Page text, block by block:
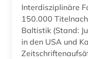
partei (1)
pfarre (1)
Polen (18)
Rumänien (15)
Interdisziplinäre
150.000
Baltistik (Stand:
in den USA und